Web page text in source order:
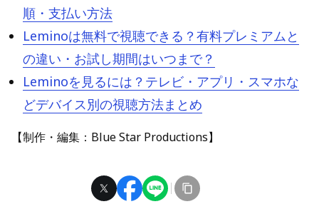
順・支払い方法
Leminoは無料で視聴できる？有料プレミアムと
の違い・お試し期間はいつまで？
Leminoを見るには？テレビ・アプリ・スマホな
どデバイス別の視聴方法まとめ
【制作・編集：Blue Star Productions】